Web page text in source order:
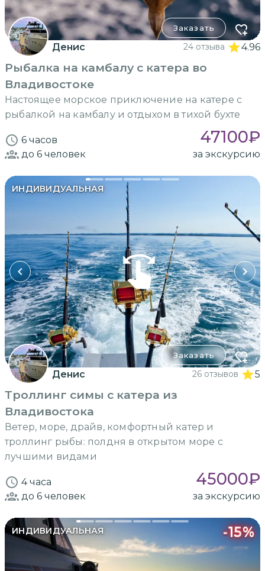
Заказать
Денис 24 отзыва 4.96
Рыбалка на камбалу с катера во
Владивостоке
Настоящее морское приключение на катере с
рыбалкой на камбалу и отдыхом в тихой бухте
6 часов 47100₽
до 6 человек за экскурсию
ИНДИВИДУАЛЬНАЯ
Заказать
Денис 26 отзывов 5
Троллинг симы с катера из
Владивостока
Ветер, море, драйв, комфортный катер и
троллинг рыбы: полдня в открытом море с
лучшими видами
4 часа 45000₽
до 6 человек за экскурсию
ИНДИВИДУАЛЬНАЯ -15%